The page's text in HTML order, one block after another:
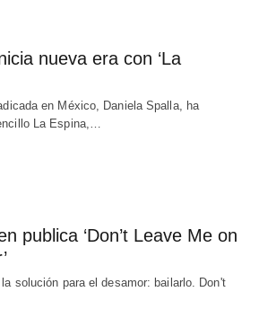
nueva era con ‘La
en México, Daniela Spalla, ha
La Espina,…
publica ‘Don’t Leave Me on
solución para el desamor: bailarlo. Don't